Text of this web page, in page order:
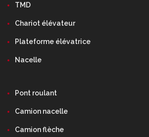
TMD
Chariot élévateur
Plateforme élévatrice
Nacelle
Pont roulant
Camion nacelle
Camion flèche